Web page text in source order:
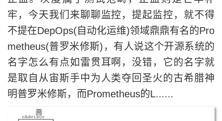
牢，今天我们来聊聊监控，提起监控，就不得
不提在DepOps(自动化运维)领域鼎鼎有名的Pro
metheus(普罗米修斯)，有人说这个开源系统的
名字怎么有点如雷贯耳啊，没错，它的名字就
是取自从宙斯手中为人类夺回圣火的古希腊神
明普罗米修斯，而Prometheus的L......